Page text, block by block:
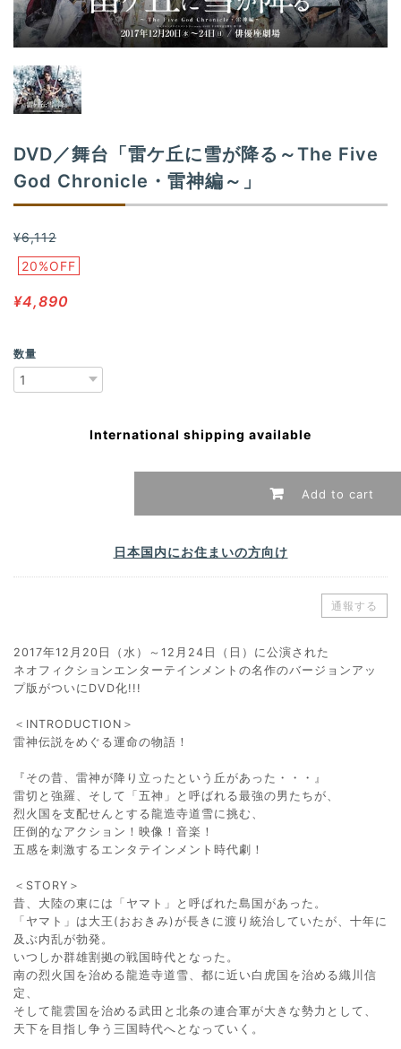
n
DVD／舞台「雷ケ丘に雪が降る～The Five
God Chronicle・雷神編～」
¥6,112
20%OFF
¥4,890
数量
International shipping available
Add to cart
日本国内にお住まいの方向け
通報する
2017年12月20日（水）～12月24日（日）に公演された
ネオフィクションエンターテインメントの名作のバージョンアッ
プ版がついにDVD化!!!
＜INTRODUCTION＞
雷神伝説をめぐる運命の物語！
『その昔、雷神が降り立ったという丘があった・・・』
雷切と強羅、そして「五神」と呼ばれる最強の男たちが、
烈火国を支配せんとする龍造寺道雪に挑む、
圧倒的なアクション！映像！音楽！
五感を刺激するエンタテインメント時代劇！
＜STORY＞
昔、大陸の東には「ヤマト」と呼ばれた島国があった。
「ヤマト」は大王(おおきみ)が長きに渡り統治していたが、十年に
及ぶ内乱が勃発。
いつしか群雄割拠の戦国時代となった。
南の烈火国を治める龍造寺道雪、都に近い白虎国を治める織川信
定、
そして龍雲国を治める武田と北条の連合軍が大きな勢力として、
天下を目指し争う三国時代へとなっていく。